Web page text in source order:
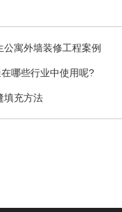
公寓外墙装修工程案例
哪些行业中使用呢?
填充方法